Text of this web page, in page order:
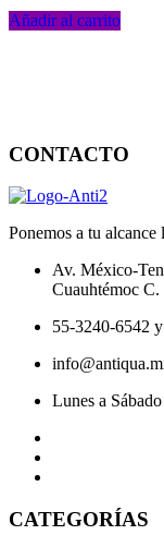
Añadir al carrito
CONTACTO
Ponemos a tu alcance
Av. México-
Cuauhtémoc
55-3240-6542
Lunes a
CATEGORÍAS